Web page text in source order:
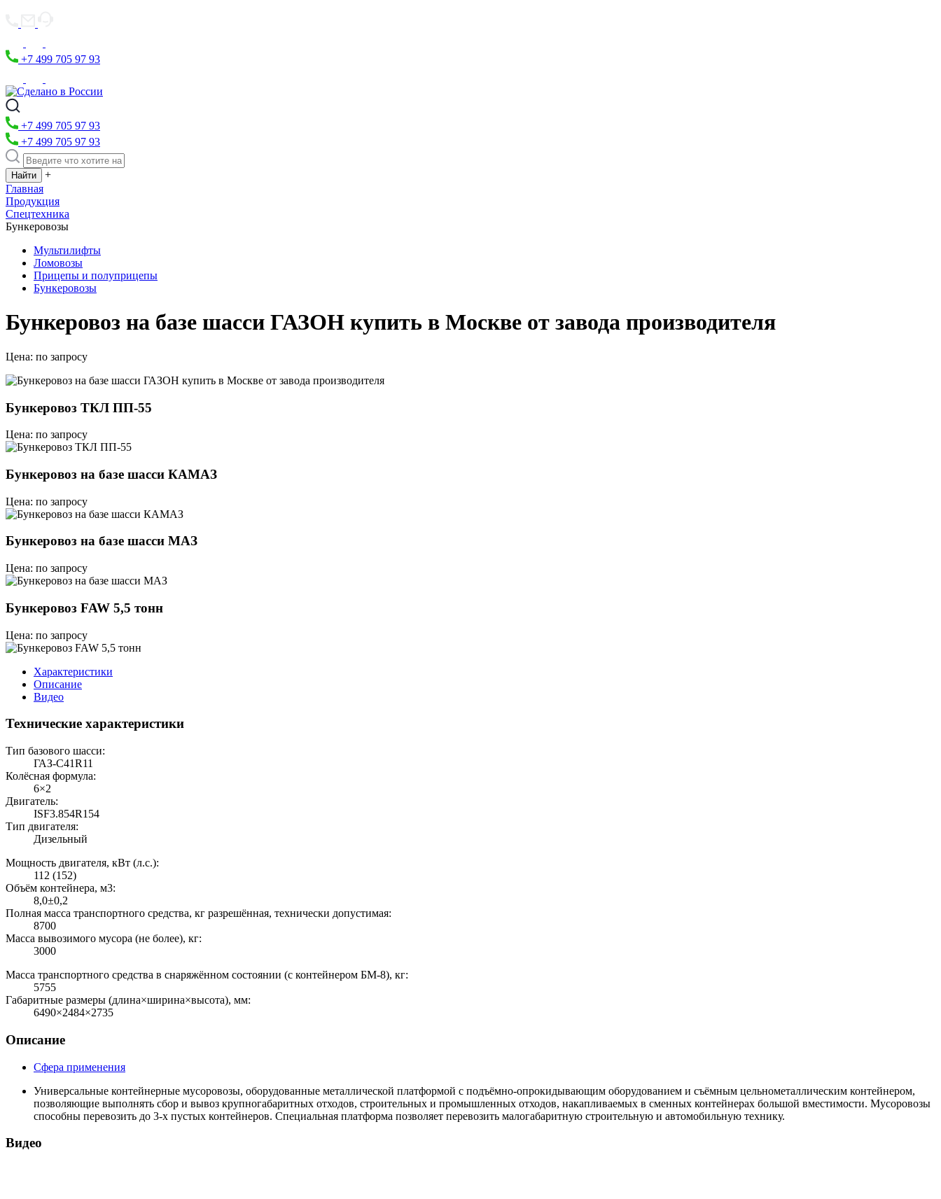
+7 499 705 97 93
+7 499 705 97 93
+7 499 705 97 93
+
Главная
Продукция
Спецтехника
Бункеровозы
Мультилифты
Ломовозы
Прицепы и полуприцепы
Бункеровозы
Бункеровоз на базе шасси ГАЗОН купить в Москве от завода производителя
Цена: по запросу
Бункеровоз ТКЛ ПП-55
Цена: по запросу
Бункеровоз на базе шасси КАМАЗ
Цена: по запросу
Бункеровоз на базе шасси МАЗ
Цена: по запросу
Бункеровоз FAW 5,5 тонн
Цена: по запросу
Характеристики
Описание
Видео
Технические характеристики
Тип базового шасси:
ГАЗ-C41R11
Колёсная формула:
6×2
Двигатель:
ISF3.854R154
Тип двигателя:
Дизельный
Мощность двигателя, кВт (л.с.):
112 (152)
Объём контейнера, м3:
8,0±0,2
Полная масса транспортного средства, кг разрешённая, технически допустимая:
8700
Масса вывозимого мусора (не более), кг:
3000
Масса транспортного средства в снаряжённом состоянии (с контейнером БМ-8), кг:
5755
Габаритные размеры (длина×ширина×высота), мм:
6490×2484×2735
Описание
Сфера применения
Универсальные контейнерные мусоровозы, оборудованные металлической платформой с подъёмно-опрокидывающим оборудованием и съёмным цельнометаллическим контейнером,
позволяющие выполнять сбор и вывоз крупногабаритных отходов, строительных и промышленных отходов, накапливаемых в сменных контейнерах большой вместимости. Мусоровозы
способны перевозить до 3-х пустых контейнеров. Специальная платформа позволяет перевозить малогабаритную строительную и автомобильную технику.
Видео